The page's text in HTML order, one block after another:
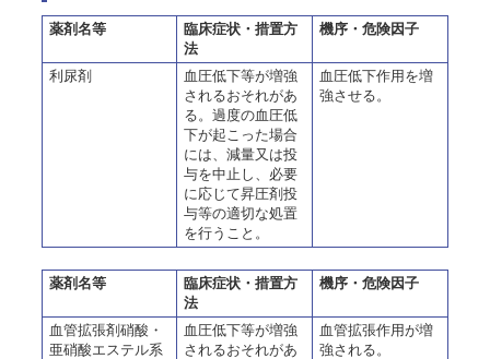
薬剤名等
臨床症状・措置方
法
機序・危険因子
利尿剤
血圧低下等が増強
されるおそれがあ
る。過度の血圧低
下が起こった場合
には、減量又は投
与を中止し、必要
に応じて昇圧剤投
与等の適切な処置
を行うこと。
血圧低下作用を増
強させる。
薬剤名等
臨床症状・措置方
法
機序・危険因子
血管拡張剤硝酸・
亜硝酸エステル系
血圧低下等が増強
されるおそれがあ
血管拡張作用が増
強される。